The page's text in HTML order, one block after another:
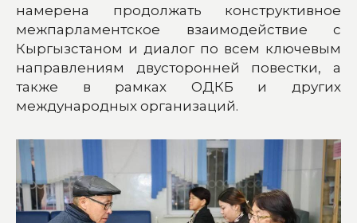
намерена продолжать конструктивное
межпарламентское взаимодействие с
Кыргызстаном и диалог по всем ключевым
направлениям двусторонней повестки, а
также в рамках ОДКБ и других
международных организаций.